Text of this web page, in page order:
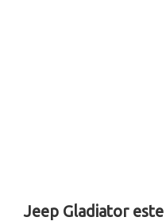
Jeep Gladiator